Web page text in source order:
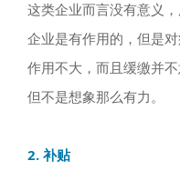
这类企业而言没有意义
企业是有作用的，但是
作用不大，而且缓缴并
但不是想象那么有力。
2. 补贴